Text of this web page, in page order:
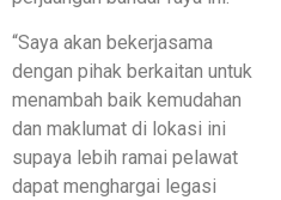
“Saya akan bekerjasama
dengan pihak berkaitan untuk
menambah baik kemudahan
dan maklumat di lokasi ini
supaya lebih ramai pelawat
dapat menghargai legasi